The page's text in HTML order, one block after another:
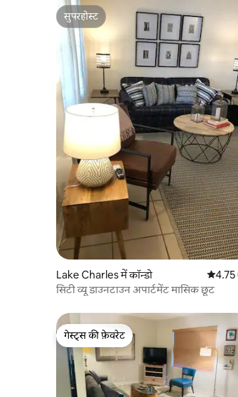
सुपरहोस्ट
सुपरहोस्ट
Lake Charles में कॉन्डो औसत4.75
सिटी व्यू डाउनटाउन अपार्टमेंट मासिक छूट
गेस्ट्स की फ़ेवरेट
गेस्ट्स की फ़ेवरेट